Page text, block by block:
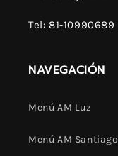
Tel: 81-10990689
NAVEGACIÓN
Menú AM Luz
Menú AM Santiago